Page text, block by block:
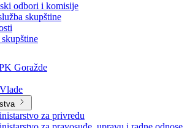
po strankama
po klubovima naroda
odbori i komisije
skupštine
Goražde